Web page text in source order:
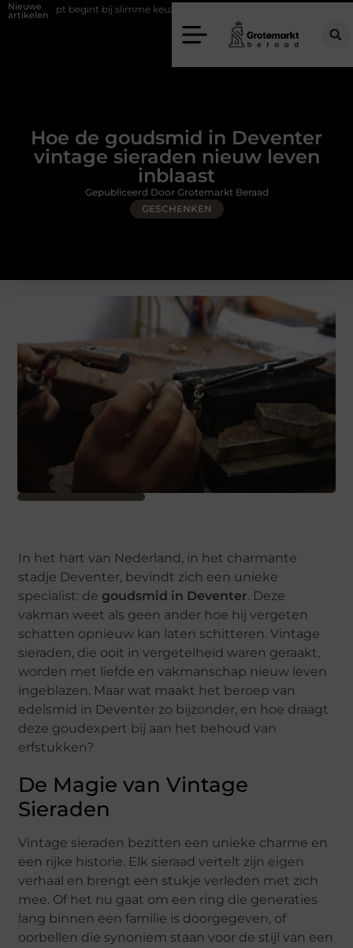
Nieuwe
artikelen
begint bij slimme keuzes Waarom kiezen voor een rijschool in
Hoe de goudsmid in Deventer
vintage sieraden nieuw leven
inblaast
GESCHENKEN
Gepubliceerd Door Grotemarkt Beraad
In het hart van Nederland, in het charmante
stadje Deventer, bevindt zich een unieke
specialist: de goudsmid in Deventer. Deze
vakman weet als geen ander hoe hij vergeten
schatten opnieuw kan laten schitteren. Vintage
sieraden, die ooit in vergetelheid waren geraakt,
worden met liefde en vakmanschap nieuw leven
ingeblazen. Maar wat maakt het beroep van
edelsmid in Deventer zo bijzonder, en hoe draagt
deze goudexpert bij aan het behoud van
erfstukken?
De Magie van Vintage
Sieraden
Vintage sieraden bezitten een unieke charme en
een rijke historie. Elk sieraad vertelt zijn eigen
verhaal en brengt een stukje verleden met zich
mee. Of het nu gaat om een ring die generaties
lang binnen een familie is doorgegeven, of
oorbellen die synoniem staan voor de stijl van een